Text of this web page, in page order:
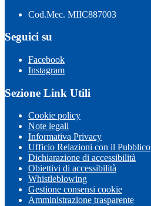
Cod.Mec. MIIC887003
Seguici su
Facebook
Instagram
Sezione Link Utili
Cookie policy
Note legali
Informativa Privacy
Ufficio Relazioni con il Pubblico
Dichiarazione di accessibilità
Obiettivi di accessibilità
Whistleblowing
Gestione consensi cookie
Amministrazione trasparente